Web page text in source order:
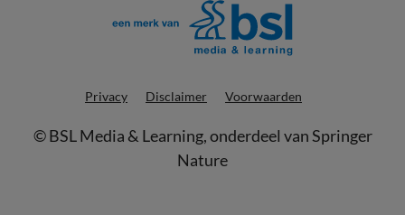
Privacy Disclaimer Voorwaarden
©BSL Media & Learning, onderdeel vanSpringer
Nature